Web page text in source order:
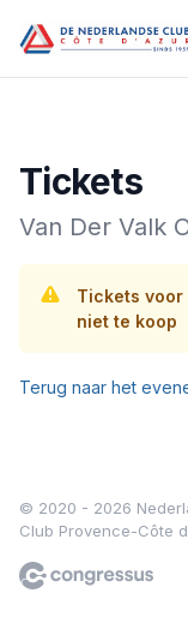
Welkom bij de
Tickets
Van Der Valk
Tickets voor
niet te koop
Terug naar het
© 2020 - 2026
Club Provence-Côte